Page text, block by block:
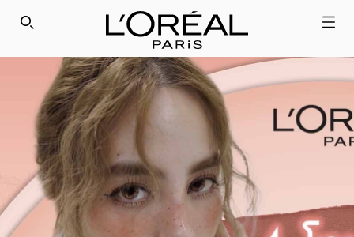
SEARCH THIS SITE